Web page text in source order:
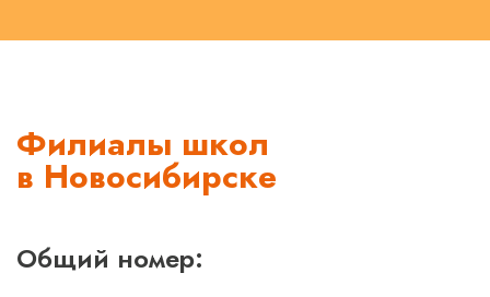
Филиалы школ
в Новосибирске
Общий номер: